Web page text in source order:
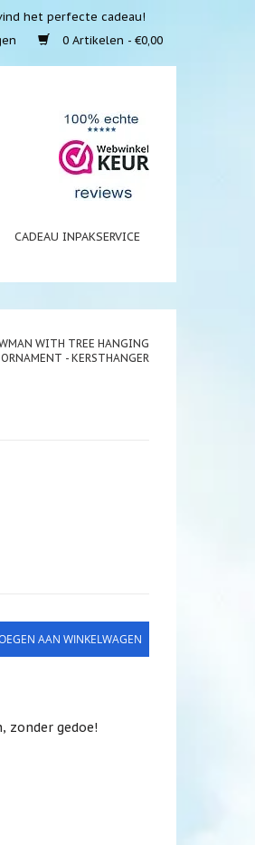
het perfecte cadeau!
0 Artikelen - €0,00
CADEAU INPAKSERVICE
WITH TREE HANGING
ORNAMENT - KERSTHANGER
AAN WINKELWAGEN
zonder gedoe!